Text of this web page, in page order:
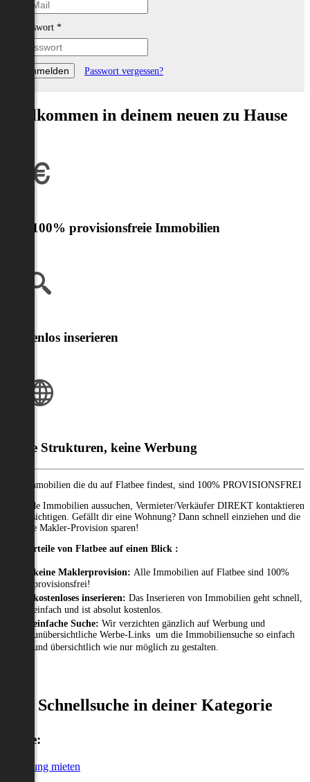
Passwort *
Passwort vergessen?
Willkommen in deinem neuen zu Hause
Nur 100% provisionsfreie Immobilien
Kostenlos inserieren
Klare Strukturen, keine Werbung
Alle Immobilien die du auf Flatbee findest, sind 100% PROVISIONSFREI
Passende Immobilien aussuchen, Vermieter/Verkäufer DIREKT kontaktieren
und besichtigen. Gefällt dir eine Wohnung? Dann schnell einziehen und die
gesamte Makler-Provision sparen!
Die Vorteile von Flatbee auf einen Blick :
keine Maklerprovision: Alle Immobilien auf Flatbee sind 100%
provisionsfrei!
kostenloses inserieren: Das Inserieren von Immobilien geht schnell,
einfach und ist absolut kostenlos.
einfache Suche: Wir verzichten gänzlich auf Werbung und
unübersichtliche Werbe-Links um die Immobiliensuche so einfach
und übersichtlich wie nur möglich zu gestalten.
Schnellsuche in deiner Kategorie
Miete:
Wohnung mieten